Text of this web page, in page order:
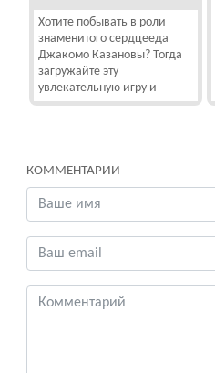
Хотите побывать в роли
знаменитого сердцееда
Джакомо Казановы? Тогда
загружайте эту
увлекательную игру и
КОММЕНТАРИИ